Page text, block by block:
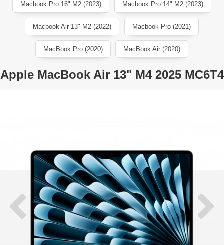
Macbook Pro 16" M2 (2023) Macbook Pro 14" M2 (2023)
Macbook Air 13" M2 (2022) Macbook Pro (2021)
MacBook Pro (2020) MacBook Air (2020)
Apple MacBook Air 13" M4 2025 MC6T4